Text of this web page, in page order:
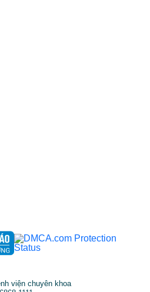
viện chuyên khoa